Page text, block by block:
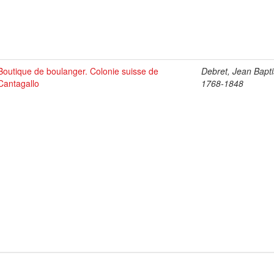
de boulanger. Colonie suisse de
Debret, Jean
1768-1848